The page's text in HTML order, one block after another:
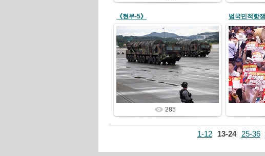
《현무-5》
24/10/05
redstartvkp
285
1-12 13-24 25-36